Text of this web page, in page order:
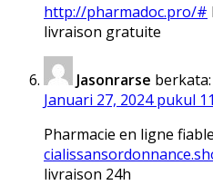
http://pharmadoc.pro/#
livraison gratuite
Jasonrarse berkata:
Januari 27, 2024 pukul
Pharmacie en ligne
livraison 24h